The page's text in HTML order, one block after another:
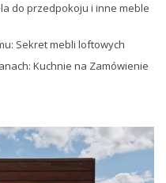
do przedpokoju i inne meble
Sekret mebli loftowych
Kuchnie na Zamówienie